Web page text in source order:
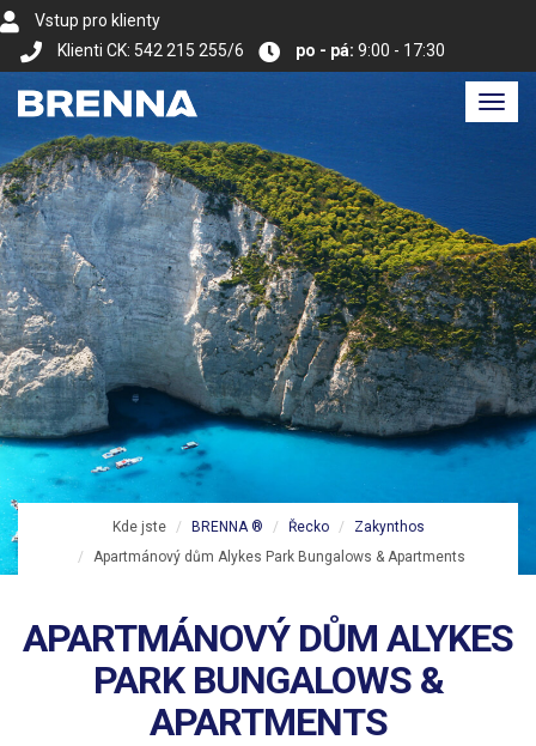
Vstup pro klienty
Klienti CK: 542 215 255/6
po - pá: 9:00 - 17:30
Kde jste BRENNA ® Řecko
Zakynthos
Apartmánový dům Alykes Park Bungalows & Apartments
APARTMÁNOVÝ DŮM ALYKES
PARK BUNGALOWS &
APARTMENTS